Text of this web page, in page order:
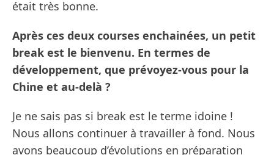
était très bonne.
Après ces deux courses enchainées, un petit
break est le bienvenu. En termes de
développement, que prévoyez-vous pour la
Chine et au-delà ?
Je ne sais pas si break est le terme idoine !
Nous allons continuer à travailler à fond. Nous
avons beaucoup d’évolutions en préparation